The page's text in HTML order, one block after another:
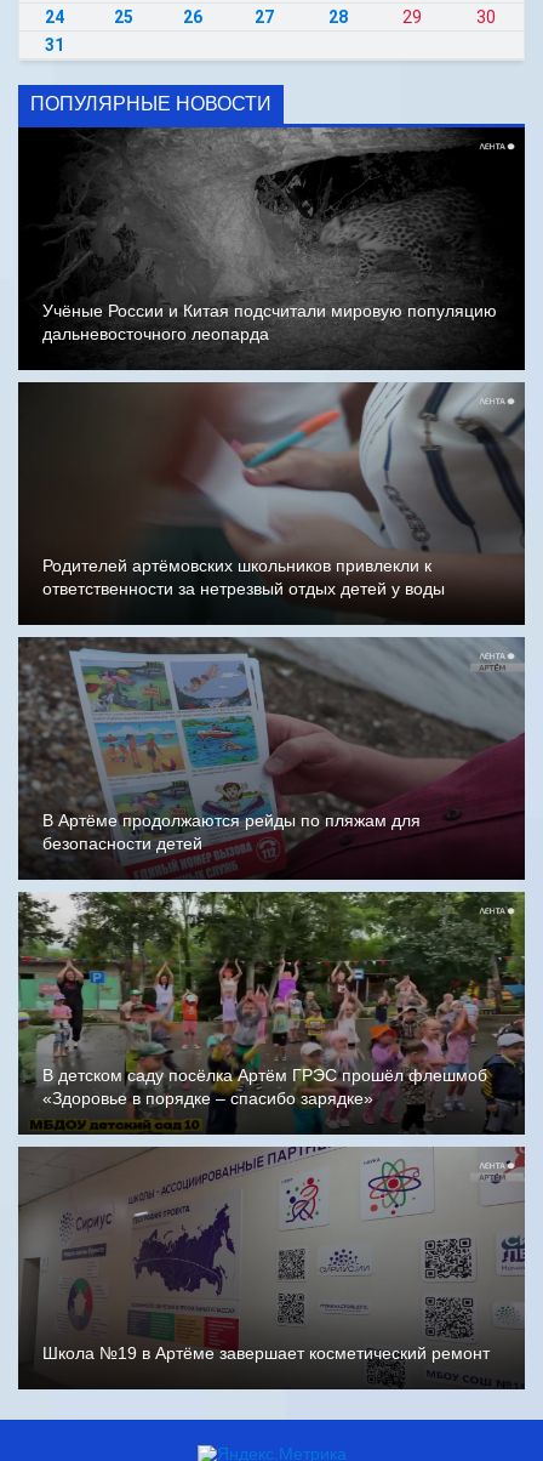
24
25 26 27 28 29
30
31
ПОПУЛЯРНЫЕ НОВОСТИ
Учёные России и Китая подсчитали мировую популяцию
дальневосточного леопарда
Родителей артёмовских школьников привлекли к
ответственности за нетрезвый отдых детей у воды
В Артёме продолжаются рейды по пляжам для
безопасности детей
В детском саду посёлка Артём ГРЭС прошёл флешмоб
«Здоровье в порядке – спасибо зарядке»
Школа №19 в Артёме завершает косметический ремонт